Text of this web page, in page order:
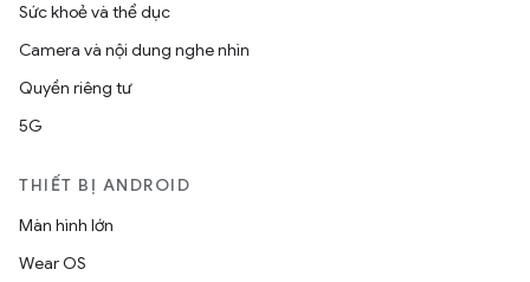
Sức khoẻ và thể dục
Camera và nội dung nghe nhìn
Quyền riêng tư
5G
THIẾT BỊ ANDROID
Màn hình lớn
Wear OS